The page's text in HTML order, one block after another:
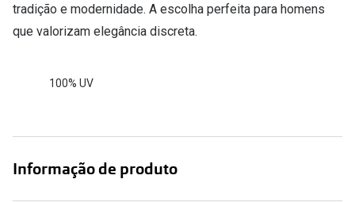
tradição e modernidade. A escolha perfeita para homens
que valorizam elegância discreta.
100% UV
Informação de produto